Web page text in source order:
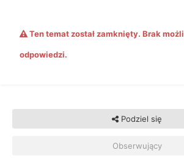
Ten temat został zamknięty. Brak
odpowiedzi.
Podziel się
Obserwujący